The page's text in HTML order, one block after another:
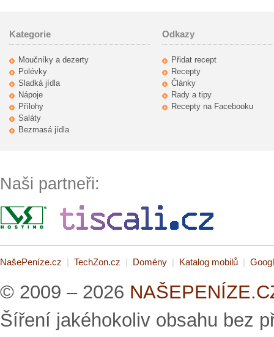
Kategorie
Moučníky a dezerty
Polévky
Sladká jídla
Nápoje
Přílohy
Saláty
Bezmasá jídla
Odkazy
Přidat recept
Recepty
Články
Rady a tipy
Recepty na Facebooku
Naši partneři:
NašePeníze.cz | TechZon.cz | Domény | Katalog mobilů |
© 2009 – 2026
Šíření jakéhokoliv obsahu bez